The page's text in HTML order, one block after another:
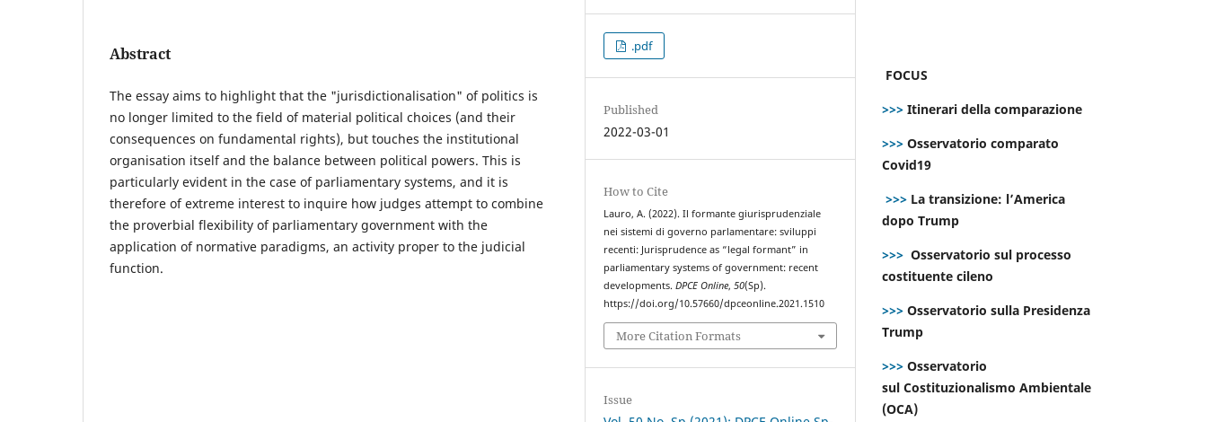
Abstract
The essay aims to highlight that the "jurisdictionalisation" of politics is
no longer limited to the field of material political choices (and their
consequences on fundamental rights), but touches the institutional
organisation itself and the balance between political powers. This is
particularly evident in the case of parliamentary systems, and it is
therefore of extreme interest to inquire how judges attempt to combine
the proverbial flexibility of parliamentary government with the
application of normative paradigms, an activity proper to the judicial
function.
.pdf
Published
2022-03-01
How to Cite
Lauro, A. (2022). Il formante giurisprudenziale
nei sistemi di governo parlamentare: sviluppi
recenti: Jurisprudence as “legal formant” in
parliamentary systems of government: recent
developments.DPCE Online,50(Sp).
https://doi.org/10.57660/dpceonline.2021.1510
More Citation Formats
Issue
FOCUS
>>> Itinerari della comparazione
>>> Osservatorio comparato
Covid19
>>> La transizione: l’America
dopo Trump
>>> Osservatorio sul processo
costituente cileno
>>> Osservatorio sulla Presidenza
Trump
>>> Osservatorio
sul Costituzionalismo Ambientale
(OCA)